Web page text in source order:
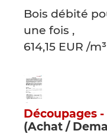
Bois débité
une fois ,
614,15 EUR /m³
Découpages -
(Achat /